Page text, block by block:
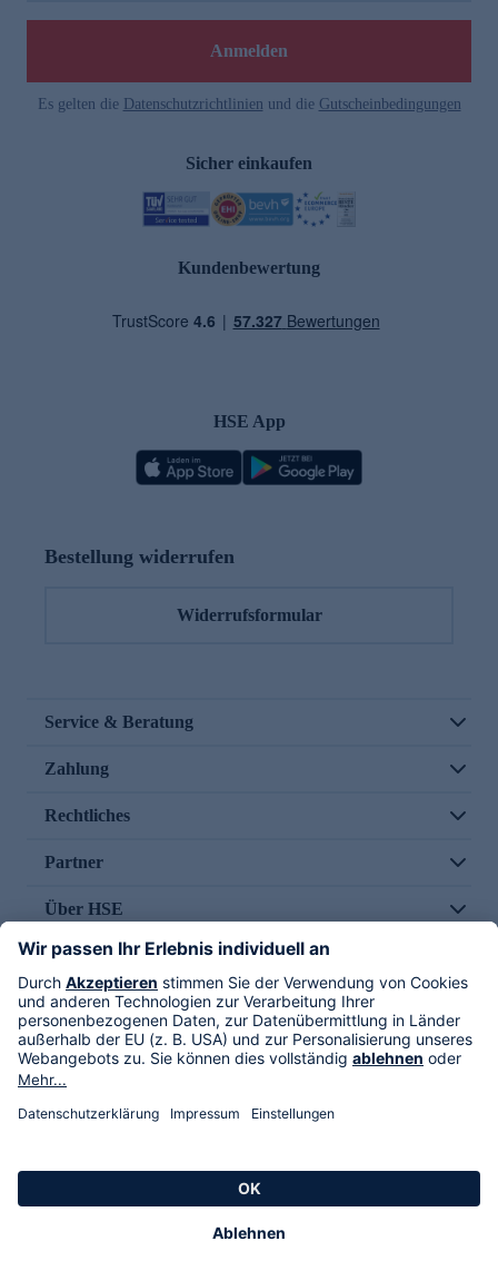
Anmelden
Es gelten die Datenschutzrichtlinien und die Gutscheinbedingungen
Sicher einkaufen
Kundenbewertung
HSE App
Bestellung widerrufen
Widerrufsformular
Service & Beratung
Zahlung
Rechtliches
Partner
Über HSE
Im TV
HSE International